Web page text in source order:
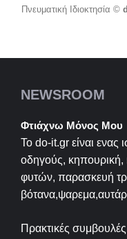
Πνευματική Ιδιοκτησία ©
NEWSROOM
Φτιάχνω Μόνος Μου
Το do-it.gr είναι ενας
οδηγούς, κηπουρική,
φυτών, παρασκευή
Πρακτικές